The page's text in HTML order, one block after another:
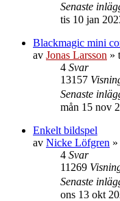
Senaste
tis 10 jan
Blackmagic mini
av Jonas Larsson »
4 Svar
13157
Senaste
mån 15 nov
Enkelt bildspel
av Nicke Löfgren »
4 Svar
11269
Senaste
ons 13 okt